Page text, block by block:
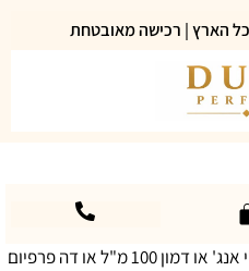
הארץ | רכישה מאובטחת
/ ג'יבנצ'י אנג' או דמון 100 מ"ל או דה פרפיום